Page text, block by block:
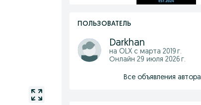
ПОЛЬЗОВАТЕЛЬ
Darkhan
на OLX с марта 2019 г.
Онлайн 29 июля 2026 г.
Все объявления автора